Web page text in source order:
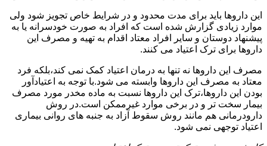
این داروها باید برای مدت محدود و در شرایط خاص تجویز شود ولی
موارد زیادی گزارش شده است که افراد به صورت خودسرانه یا به
پیشنهاد دوستان و سایر افراد معتاد اقدام به تهیه و مصرف این
داروها برای ترک اعتیاد می کنند.
مصرف این داروها نه تنها به درمان اعتیاد کمک نمی کند،بلکه فرد
معتاد به مصرف این داروها وابسته می شود.با توجه به اعتیادآور
بودن این داروها،ترک این داروها نسبت به ماده مخدر مورد مصرف
بیمار سخت تر و در برخی موارد غیرممکن است.در روش
دارودرمانی هم مانند روش سقوط آزاد به جنبه های روانی بیماری
اعتیاد توجهی نمی شود.